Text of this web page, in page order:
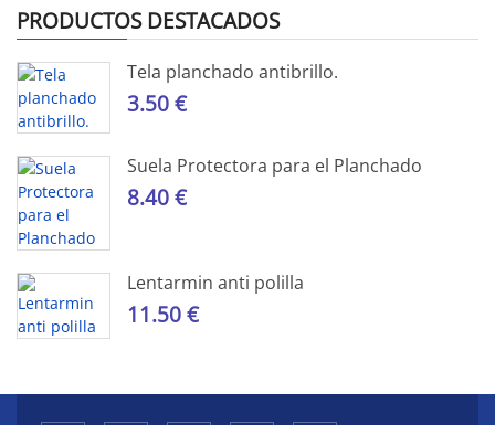
PRODUCTOS DESTACADOS
Tela planchado antibrillo.
3.50 €
Suela Protectora para el Planchado
8.40 €
Lentarmin anti polilla
11.50 €